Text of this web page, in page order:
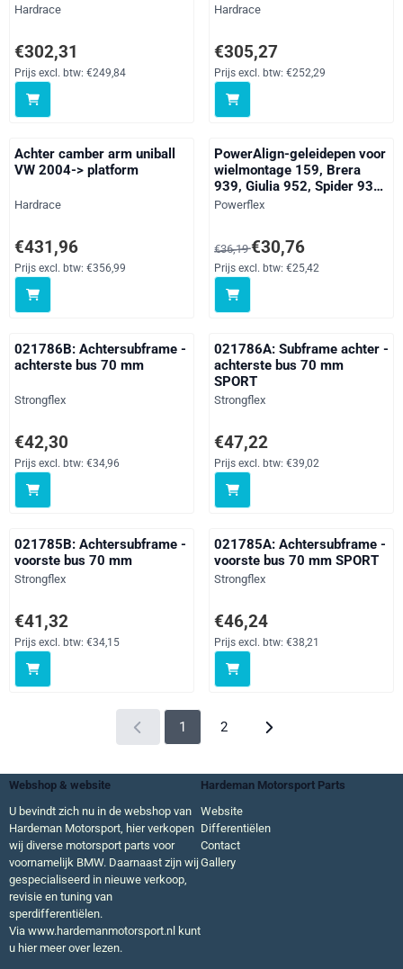
Merk:
Hardrace
Prijs: 302,31, exclusief btw: 249,84
€302,31
Prijs excl. btw: €249,84
Merk:
Hardrace
Prijs: 305,27, exclusief btw:
€305,27
Prijs excl. btw: €252,29
Achter camber arm uniball
VW 2004-> platform
Merk:
Hardrace
Prijs: 431,96, exclusief btw: 356,99
€431,96
Prijs excl. btw: €356,99
PowerAlign-geleidepen voor
wielmontage 159, Brera
939, Giulia 952, Spider 939,
Stelvio, 100 / 200, 80 / 90 -
S4 / RS4, A5 / S5 / RS5, A6
/ S6 / RS6, A7 / S7 / RS7,
A8 / S8, E-Tron, e-tron GT
(2020 - O
Merk:
Powerflex
Van 36,19 voor 30,76, exclusief
€36,19€30,76
Prijs excl. btw: €25,42
021786B: Achtersubframe -
achterste bus 70 mm
Merk:
Strongflex
Prijs: 42,30, exclusief btw: 34,96
€42,30
Prijs excl. btw: €34,96
021786A: Subframe achter -
achterste bus 70 mm
SPORT
Merk:
Strongflex
Prijs: 47,22, exclusief btw: 39,02
€47,22
Prijs excl. btw: €39,02
021785B: Achtersubframe -
voorste bus 70 mm
Merk:
Strongflex
Prijs: 41,32, exclusief btw: 34,15
€41,32
Prijs excl. btw: €34,15
021785A: Achtersubframe -
voorste bus 70 mm SPORT
Merk:
Strongflex
Prijs: 46,24, exclusief btw: 38,21
€46,24
Prijs excl. btw: €38,21
1 2
Webshop & website
Hardeman Motorsport Parts
U bevindt zich nu in de webshop van
Hardeman Motorsport, hier verkopen
wij diverse motorsport parts voor
voornamelijk BMW. Daarnaast zijn wij
gespecialiseerd in nieuwe verkoop,
revisie en tuning van
sperdifferentiëlen.
Via www.hardemanmotorsport.nl kunt
u hier meer over lezen.
Website
Differentiëlen
Contact
Gallery